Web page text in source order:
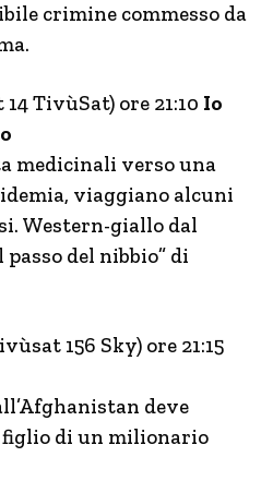
crimine commesso da
14 TivùSat) ore 21:10 Io
medicinali verso una
viaggiano alcuni
Western-giallo dal
del nibbio” di
156 Sky) ore 21:15
deve
figlio di un milionario